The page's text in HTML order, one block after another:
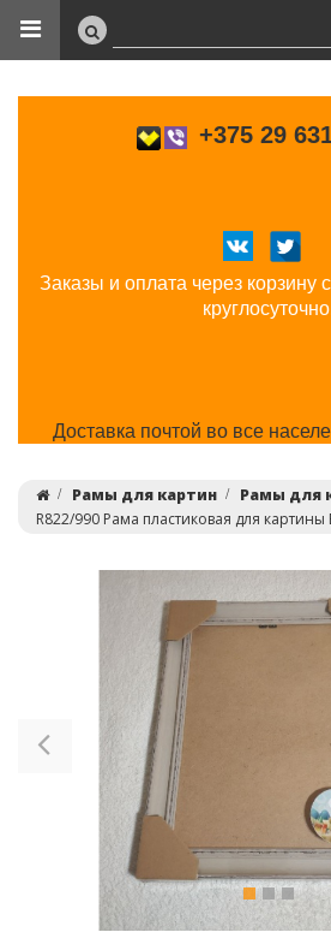
+375 29
Заказы и оплата через корзину
Доставка почтой во все
Рамы для картин
Рамы для
R822/990 Рама пластиковая для
Previous